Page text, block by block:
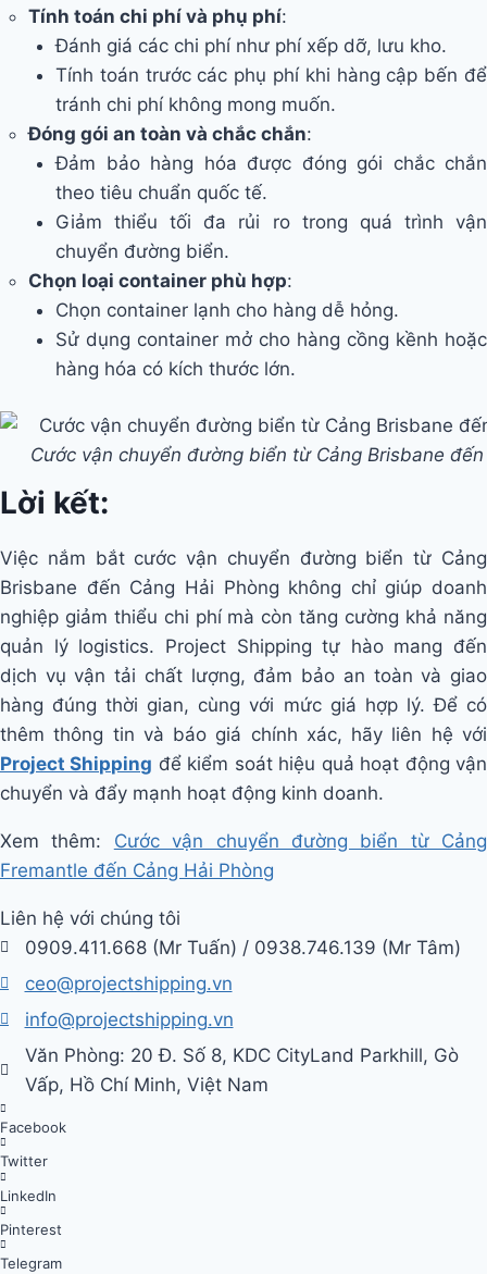
Tính toán chi phí và phụ phí:
Đánh giá các chi phí như phí xếp dỡ, lưu kho.
Tính toán trước các phụ phí khi hàng cập bến để
tránh chi phí không mong muốn.
Đóng gói an toàn và chắc chắn:
Đảm bảo hàng hóa được đóng gói chắc chắn
theo tiêu chuẩn quốc tế.
Giảm thiểu tối đa rủi ro trong quá trình vận
chuyển đường biển.
Chọn loại container phù hợp:
Chọn container lạnh cho hàng dễ hỏng.
Sử dụng container mở cho hàng cồng kềnh hoặc
hàng hóa có kích thước lớn.
Cước vận chuyển đường biển từ Cảng Brisbane
Lời kết:
Việc nắm bắt cước vận chuyển đường biển từ Cảng
Brisbane đến Cảng Hải Phòng không chỉ giúp doanh
nghiệp giảm thiểu chi phí mà còn tăng cường khả năng
quản lý logistics. Project Shipping tự hào mang đến
dịch vụ vận tải chất lượng, đảm bảo an toàn và giao
hàng đúng thời gian, cùng với mức giá hợp lý. Để có
thêm thông tin và báo giá chính xác, hãy liên hệ với
Project Shipping để kiểm soát hiệu quả hoạt động vận
chuyển và đẩy mạnh hoạt động kinh doanh.
Xem thêm: Cước vận chuyển đường biển từ Cảng
Fremantle đến Cảng Hải Phòng
Liên hệ với chúng tôi
0909.411.668 (Mr Tuấn) / 0938.746.139 (Mr Tâm)
ceo@projectshipping.vn
info@projectshipping.vn
Văn Phòng: 20 Đ. Số 8, KDC CityLand Parkhill, Gò
Vấp, Hồ Chí Minh, Việt Nam
Facebook
Twitter
LinkedIn
Pinterest
Telegram